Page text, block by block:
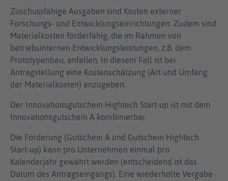
Zuschussfähige Ausgaben sind Kosten externer
Forschungs- und Entwicklungseinrichtungen. Zudem sind
Materialkosten förderfähig, die im Rahmen von
betriebsinternen Entwicklungsleistungen, z.B. dem
Prototypenbau, anfallen. In diesem Fall ist bei
Antragstellung eine Kostenschätzung (Art und Umfang
der Materialkosten) anzugeben.
Der Innovationsgutschein Hightech Start-up ist mit dem
Innovationsgutschein A kombinierbar.
Die Förderung (Gutschein A und Gutschein Hightech
Start-up) kann pro Unternehmen einmal pro
Kalenderjahr gewährt werden (entscheidend ist das
Datum des Antragseingangs). Eine wiederholte Vergabe